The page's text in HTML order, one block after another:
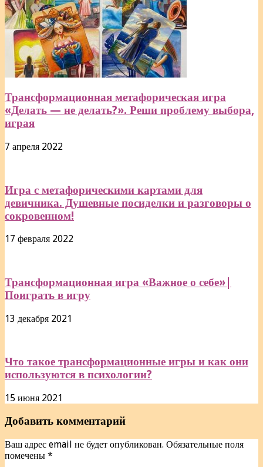
Трансформационная метафорическая игра
«Делать — не делать?». Реши проблему выбора,
играя
7 апреля 2022
Игра с метафорическими картами для
девичника. Душевные посиделки и разговоры о
сокровенном!
17 февраля 2022
Трансформационная игра «Важное о себе»|
Поиграть в игру
13 декабря 2021
Что такое трансформационные игры и как они
используются в психологии?
15 июня 2021
Добавить комментарий
Ваш адрес email не будет опубликован. Обязательные поля
помечены *